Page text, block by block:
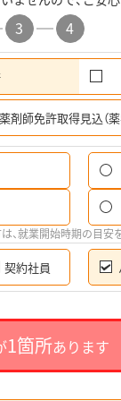
3 4
薬剤師免許取得見込（薬
、就業開始時期の目安
契約社員
1箇所あります